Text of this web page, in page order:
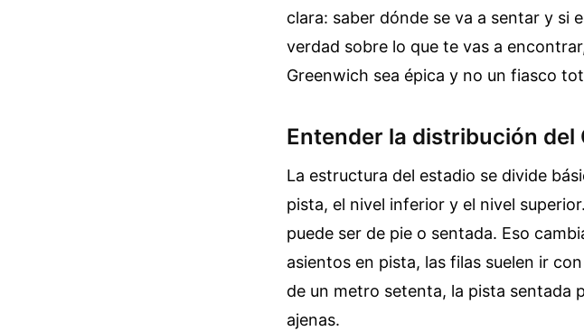
clara: saber dónde se va a sentar y si
verdad sobre lo que te vas a
Greenwich sea épica y no un fiasco
Entender la distribución del
La estructura del estadio se divide
pista, el nivel inferior y el nivel
puede ser de pie o sentada. Eso
asientos en pista, las filas suelen ir
de un metro setenta, la pista sentada
ajenas.